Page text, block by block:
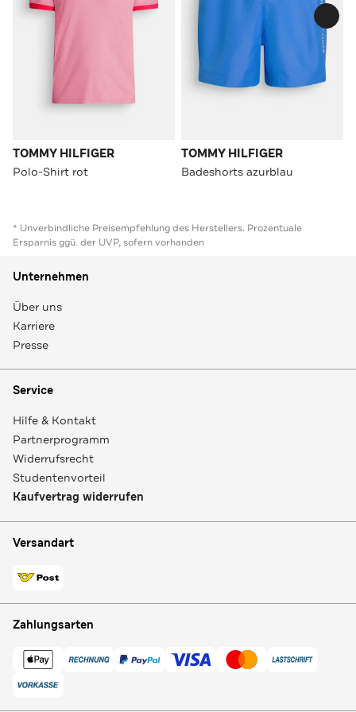
TOMMY HILFIGER
Polo-Shirt rot
TOMMY HILFIGER
Badeshorts azurblau
* Unverbindliche Preisempfehlung des Herstellers. Prozentuale
Ersparnis ggü. der UVP, sofern vorhanden
Unternehmen
Über uns
Karriere
Presse
Service
Hilfe & Kontakt
Partnerprogramm
Widerrufsrecht
Studentenvorteil
Kaufvertrag widerrufen
Versandart
Zahlungsarten